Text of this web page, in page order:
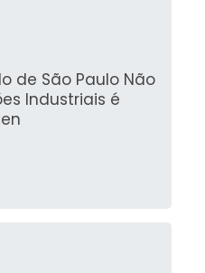
São Paulo Não